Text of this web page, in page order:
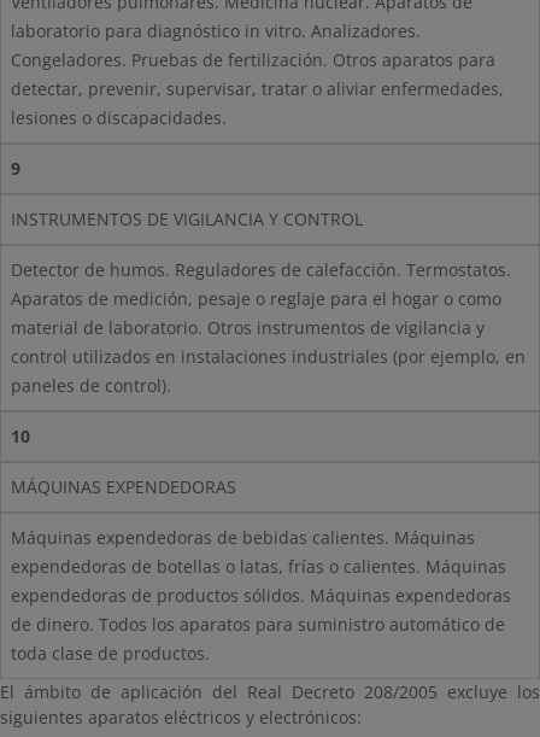
laboratorio para diagnóstico in vitro. Analizadores.
Congeladores. Pruebas de fertilización. Otros aparatos para
detectar, prevenir, supervisar, tratar o aliviar enfermedades,
lesiones o discapacidades.
9
INSTRUMENTOS DE VIGILANCIA Y CONTROL
Detector de humos. Reguladores de calefacción. Termostatos.
Aparatos de medición, pesaje o reglaje para el hogar o como
material de laboratorio. Otros instrumentos de vigilancia y
control utilizados en instalaciones industriales (por ejemplo, en
paneles de control).
10
MÁQUINAS EXPENDEDORAS
Máquinas expendedoras de bebidas calientes. Máquinas
expendedoras de botellas o latas, frías o calientes. Máquinas
expendedoras de productos sólidos. Máquinas expendedoras
de dinero. Todos los aparatos para suministro automático de
toda clase de productos.
El ámbito de aplicación del Real Decreto 208/2005 excluye los
siguientes aparatos eléctricos y electrónicos: